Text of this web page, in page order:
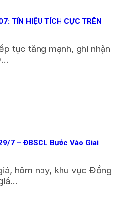
TÍN HIỆU TÍCH CỰC TRÊN
tục tăng mạnh, ghi nhận
7 – ĐBSCL Bước Vào Giai
hôm nay, khu vực Đồng